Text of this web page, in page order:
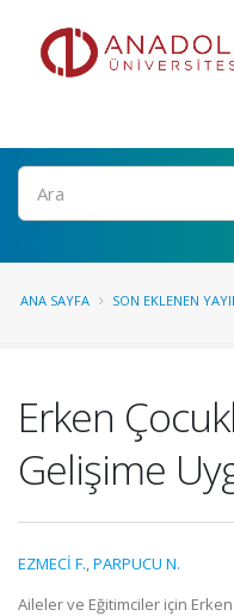
Ara
ANA SAYFA SON EKLENEN
Erken
Gelişime
EZMECİ F.,PARPUCU N.
Aileler ve Eğitimciler için